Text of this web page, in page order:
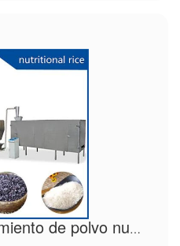
Líneas de procesamiento de polvo nutricional para maquinaria de talco para bebés